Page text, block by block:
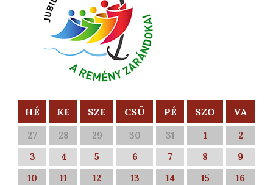
HÉ KE SZE CSÜ PÉ SZO VA
27 28 29 30 31 1
2
3
4 5 6 7 8
9
10
11 12 13 14 15
16